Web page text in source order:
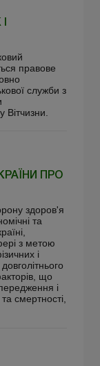
правове
служби з
Вітчизни.
ПРО
здоров'я
та
з метою
і
що
і
смертності,